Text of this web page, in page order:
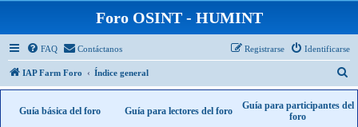
Foro OSINT - HUMINT
FAQ Contáctanos Identificarse
Registrarse
IAP Farm Foro Índice general
u
s
Guía básica del foro Guía para lectores del foro
Guía para participantes del
foro